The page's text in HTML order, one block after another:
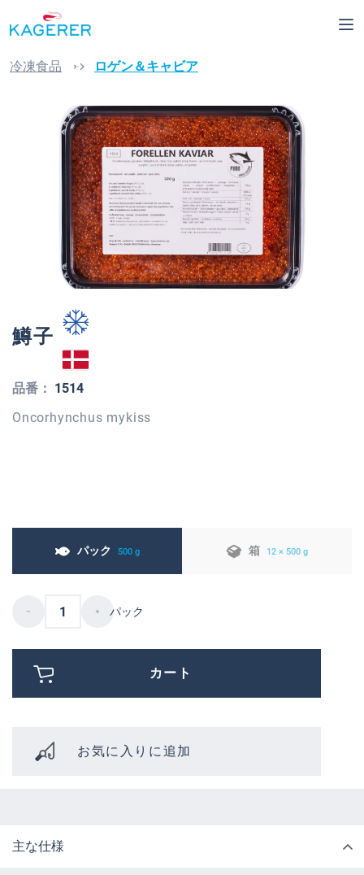
content
冷凍食品 ロゲン＆キャビア
Skip image gallery
鱒子
品番： 1514
Oncorhynchus mykiss
パック 500 g 箱 12 × 500 g
パック
カート
お気に入りに追加
主な仕様